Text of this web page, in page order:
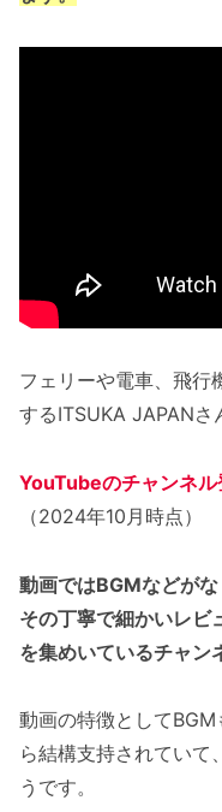
フェリーや電車、飛行
するITSUKA JAPANさ
YouTubeのチャンネル
（2024年10月時点）
動画ではBGMなどがな
その丁寧で細かいレビ
を集めいているチャン
動画の特徴として
ら結構支持されていて
うです。